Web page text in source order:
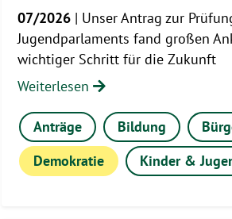
07/2026 | Unser Antrag zur
Jugendparlaments fand großen
wichtiger Schritt für die Zukunft
Weiterlesen
Anträge Bildung
Demokratie
Kinder &